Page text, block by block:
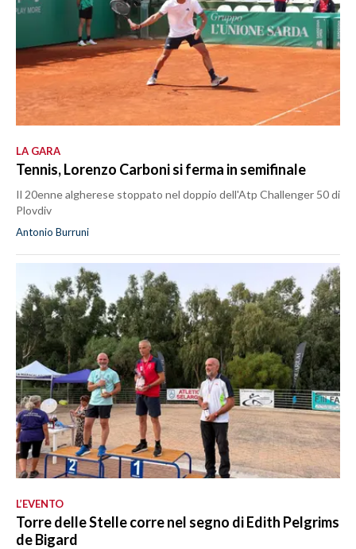
LA GARA
Tennis, Lorenzo Carboni si ferma in semifinale
Il 20enne algherese stoppato nel doppio dell'Atp Challenger 50 di
Plovdiv
Antonio Burruni
L’EVENTO
Torre delle Stelle corre nel segno di Edith Pelgrims
de Bigard